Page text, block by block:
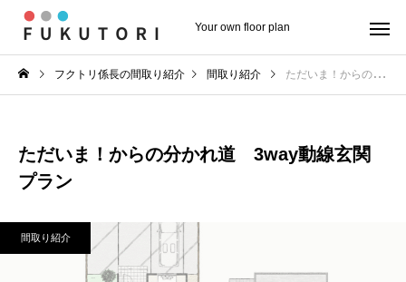
Your own floor plan
フクトリ係長の間取り紹介 間取り紹介 ただいま！からの分かれ道 3way動線玄関プラン
ただいま！からの分かれ道 3way動線玄関
プラン
間取り紹介